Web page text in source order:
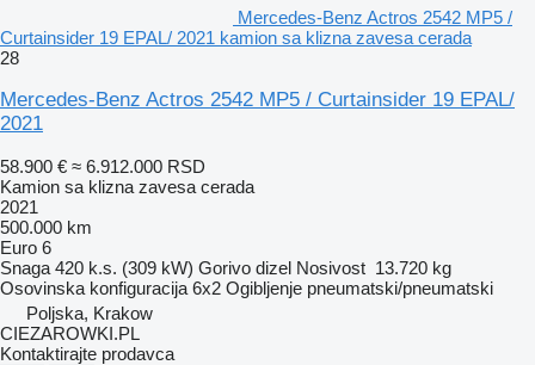
Mercedes-Benz Actros 2542 MP5 /
Curtainsider 19 EPAL/ 2021 kamion sa klizna zavesa cerada
28
Mercedes-Benz Actros 2542 MP5 / Curtainsider 19 EPAL/
2021
58.900 € ≈ 6.912.000 RSD
Kamion sa klizna zavesa cerada
2021
500.000 km
Euro 6
Snaga 420 k.s. (309 kW) Gorivo dizel Nosivost 13.720 kg
Osovinska konfiguracija 6x2 Ogibljenje pneumatski/pneumatski
Poljska, Krakow
CIEZAROWKI.PL
Kontaktirajte prodavca